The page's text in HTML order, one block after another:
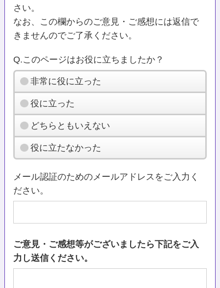
さい。
なお、この欄からのご意見・ご感想には返信で
きませんのでご了承ください。
Q.このページはお役に立ちましたか？
非常に役に立った
役に立った
どちらともいえない
役に立たなかった
メール認証のためのメールアドレスをご入力く
ださい。
ご意見・ご感想等がございましたら下記をご入
力し送信ください。